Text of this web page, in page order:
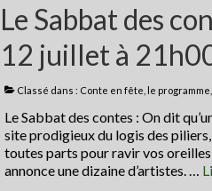
Le Sabbat des
12 juillet à
Classé dans : Conte en fête le programme
Le Sabbat des contes : On dit
site prodigieux du logis des
toutes parts pour ravir vos
annonce une dizaine d’artistes. …